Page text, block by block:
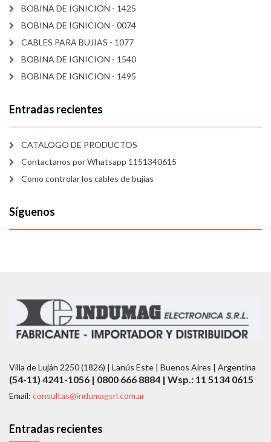
BOBINA DE IGNICION - 1425
BOBINA DE IGNICION - 0074
CABLES PARA BUJIAS - 1077
BOBINA DE IGNICION - 1540
BOBINA DE IGNICION - 1495
Entradas recientes
CATALOGO DE PRODUCTOS
Contactanos por Whatsapp 1151340615
Como controlar los cables de bujías
Síguenos
Villa de Luján 2250 (1826) | Lanús Este | Buenos Aires | Argentina
(54-11) 4241-1056 | 0800 666 8884 | Wsp.: 11 5134 0615
Email: consultas@indumagsrl.com.ar
Entradas recientes